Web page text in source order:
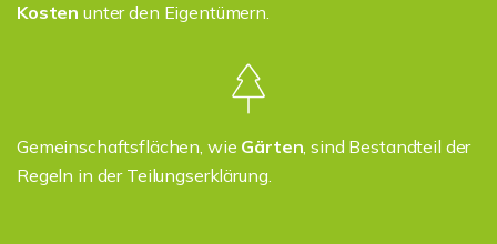
Kosten unter den Eigentümern.
Gemeinschaftsflächen, wie Gärten, sind Bestandteil der
Regeln in der Teilungserklärung.